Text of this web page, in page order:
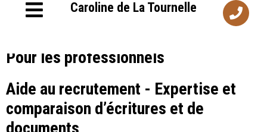
Caroline de La Tournelle
Pour les professionnels
Aide au recrutement - Expertise et
comparaison d’écritures et de